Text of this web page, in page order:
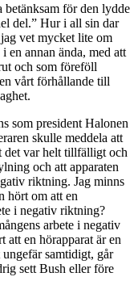
för den lydde
del.” Hur i all sin dar
vet mycket lite om
en annan ända, med att
och som föreföll
vårt förhållande till
som president Halonen
skulle meddela att
det var helt tillfälligt och
och att apparaten
riktning. Jag minns
hört om att en
i negativ riktning?
arbete i negativ
att en hörapparat är en
samtidigt, går
sett Bush eller före